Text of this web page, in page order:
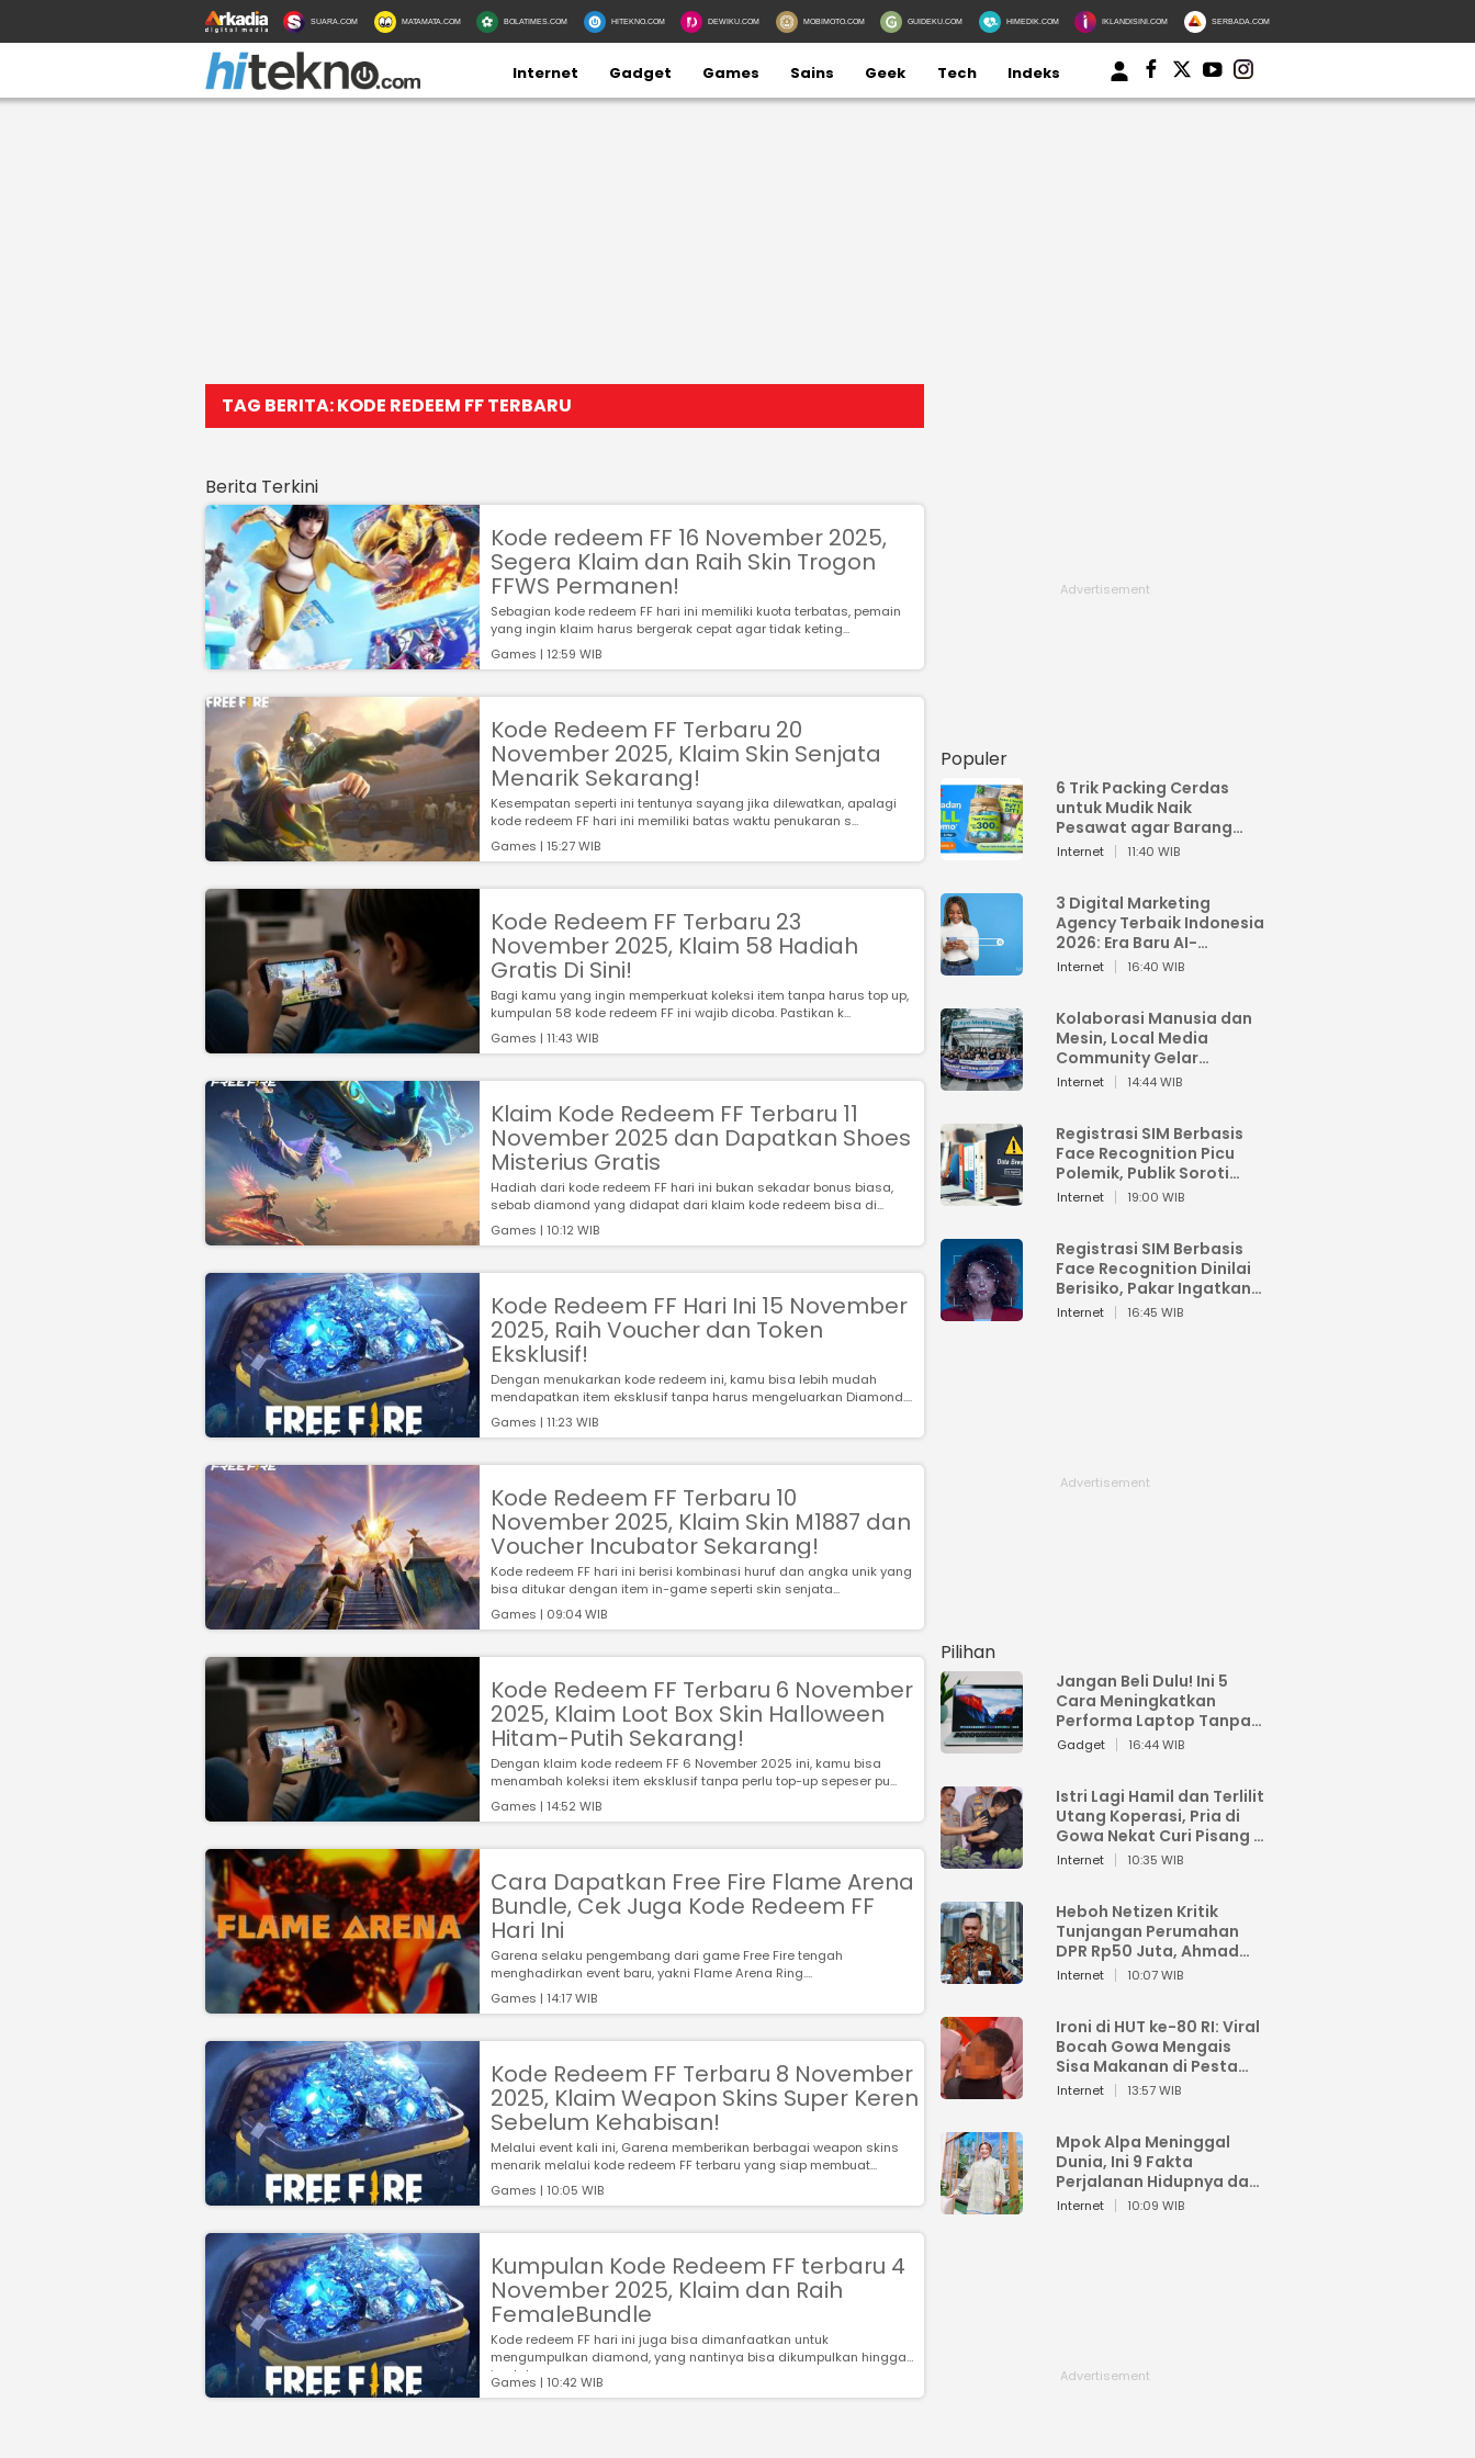
SUARA.COM MATAMATA.COM BOLATIMES.COM HITEKNO.COM DEWIKU.COM MOBIMOTO.COM GUIDEKU.COM HIMEDIK.COM IKLANDISINI.COM SERBADA.COM
Internet Gadget Games Sains Geek Tech Indeks
TAG BERITA: KODE REDEEM FF TERBARU
Berita Terkini
Kode redeem FF 16 November 2025,
Segera Klaim dan Raih Skin Trogon
FFWS Permanen!
Sebagian kode redeem FF hari ini memiliki kuota terbatas, pemain
yang ingin klaim harus bergerak cepat agar tidak keting...
Games | 12:59 WIB
Kode Redeem FF Terbaru 20
November 2025, Klaim Skin Senjata
Menarik Sekarang!
Kesempatan seperti ini tentunya sayang jika dilewatkan, apalagi
kode redeem FF hari ini memiliki batas waktu penukaran s...
Games | 15:27 WIB
Kode Redeem FF Terbaru 23
November 2025, Klaim 58 Hadiah
Gratis Di Sini!
Bagi kamu yang ingin memperkuat koleksi item tanpa harus top up,
kumpulan 58 kode redeem FF ini wajib dicoba. Pastikan k...
Games | 11:43 WIB
Klaim Kode Redeem FF Terbaru 11
November 2025 dan Dapatkan Shoes
Misterius Gratis
Hadiah dari kode redeem FF hari ini bukan sekadar bonus biasa,
sebab diamond yang didapat dari klaim kode redeem bisa di...
Games | 10:12 WIB
Kode Redeem FF Hari Ini 15 November
2025, Raih Voucher dan Token
Eksklusif!
Dengan menukarkan kode redeem ini, kamu bisa lebih mudah
mendapatkan item eksklusif tanpa harus mengeluarkan Diamond....
Games | 11:23 WIB
Kode Redeem FF Terbaru 10
November 2025, Klaim Skin M1887 dan
Voucher Incubator Sekarang!
Kode redeem FF hari ini berisi kombinasi huruf dan angka unik yang
bisa ditukar dengan item in-game seperti skin senjata...
Games | 09:04 WIB
Kode Redeem FF Terbaru 6 November
2025, Klaim Loot Box Skin Halloween
Hitam-Putih Sekarang!
Dengan klaim kode redeem FF 6 November 2025 ini, kamu bisa
menambah koleksi item eksklusif tanpa perlu top-up sepeser pu...
Games | 14:52 WIB
Cara Dapatkan Free Fire Flame Arena
Bundle, Cek Juga Kode Redeem FF
Hari Ini
Garena selaku pengembang dari game Free Fire tengah
menghadirkan event baru, yakni Flame Arena Ring....
Games | 14:17 WIB
Kode Redeem FF Terbaru 8 November
2025, Klaim Weapon Skins Super Keren
Sebelum Kehabisan!
Melalui event kali ini, Garena memberikan berbagai weapon skins
menarik melalui kode redeem FF terbaru yang siap membuat...
Games | 10:05 WIB
Kumpulan Kode Redeem FF terbaru 4
November 2025, Klaim dan Raih
FemaleBundle
Kode redeem FF hari ini juga bisa dimanfaatkan untuk
mengumpulkan diamond, yang nantinya bisa dikumpulkan hingga
jumlah ...
Games | 10:42 WIB
Populer
6 Trik Packing Cerdas
untuk Mudik Naik
Pesawat agar Barang
Tidak Over Bagasi
Internet 11:40 WIB
3 Digital Marketing
Agency Terbaik Indonesia
2026: Era Baru AI-
Powered Marketing
Internet 16:40 WIB
Kolaborasi Manusia dan
Mesin, Local Media
Community Gelar
Workshop Google AI
Internet 14:44 WIB
Registrasi SIM Berbasis
Face Recognition Picu
Polemik, Publik Soroti
Risiko Kebocoran Data
Internet 19:00 WIB
Registrasi SIM Berbasis
Face Recognition Dinilai
Berisiko, Pakar Ingatkan
Ancaman Privasi dan
Internet 16:45 WIB
Pilihan
Jangan Beli Dulu! Ini 5
Cara Meningkatkan
Performa Laptop Tanpa
Harus Beli Baru
Gadget 16:44 WIB
Istri Lagi Hamil dan Terlilit
Utang Koperasi, Pria di
Gowa Nekat Curi Pisang 4
Tandan Milik Tetangga,
Internet 10:35 WIB
Heboh Netizen Kritik
Tunjangan Perumahan
DPR Rp50 Juta, Ahmad
Sahroni: Enggak Senang
Internet 10:07 WIB
Ironi di HUT ke-80 RI: Viral
Bocah Gowa Mengais
Sisa Makanan di Pesta
Kemerdekaan
Internet 13:57 WIB
Mpok Alpa Meninggal
Dunia, Ini 9 Fakta
Perjalanan Hidupnya dari
Viral hingga Puncak
Internet 10:09 WIB